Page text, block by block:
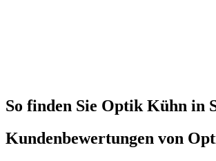
So finden Sie Optik Kühn in
Kundenbewertungen von